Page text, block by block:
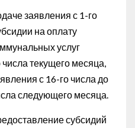
заявления с 1-го
на оплату
услуг
текущего месяца,
с 16-го числа до
следующего месяца.
субсидий